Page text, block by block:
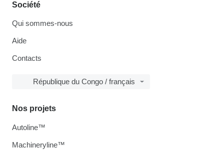
Société
Qui sommes-nous
Aide
Contacts
République du Congo / français
Nos projets
Autoline™
Machineryline™